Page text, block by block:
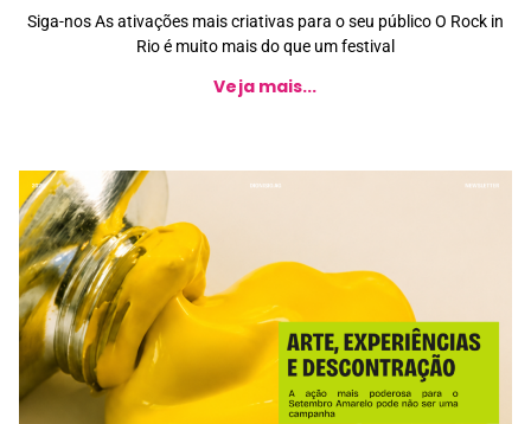
Siga-nos As ativações mais criativas para o seu público O Rock in
Rio é muito mais do que um festival
Veja mais...